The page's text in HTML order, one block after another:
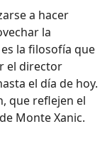
a hacer
la
la filosofía que
el director
el día de hoy.
que reflejen el
Monte Xanic.